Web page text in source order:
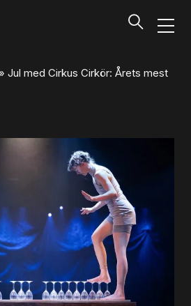
Jul med Cirkus Cirkör: Årets mest